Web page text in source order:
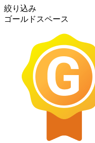
絞り込み
ゴールドスペース